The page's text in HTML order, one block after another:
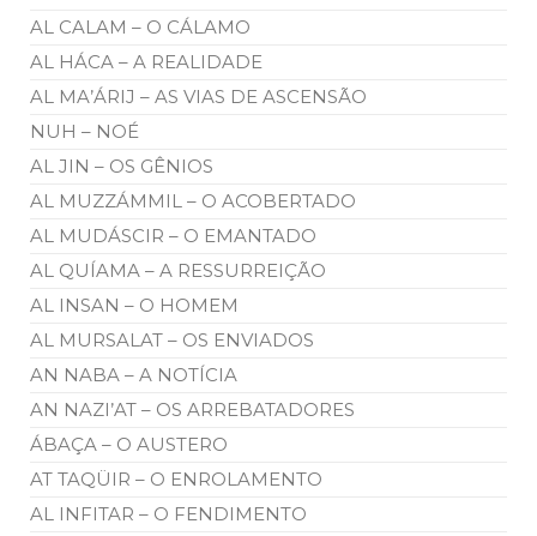
AL CALAM – O CÁLAMO
AL HÁCA – A REALIDADE
AL MA’ÁRIJ – AS VIAS DE ASCENSÃO
NUH – NOÉ
AL JIN – OS GÊNIOS
AL MUZZÁMMIL – O ACOBERTADO
AL MUDÁSCIR – O EMANTADO
AL QUÍAMA – A RESSURREIÇÃO
AL INSAN – O HOMEM
AL MURSALAT – OS ENVIADOS
AN NABA – A NOTÍCIA
AN NAZI’AT – OS ARREBATADORES
ÁBAÇA – O AUSTERO
AT TAQÜIR – O ENROLAMENTO
AL INFITAR – O FENDIMENTO